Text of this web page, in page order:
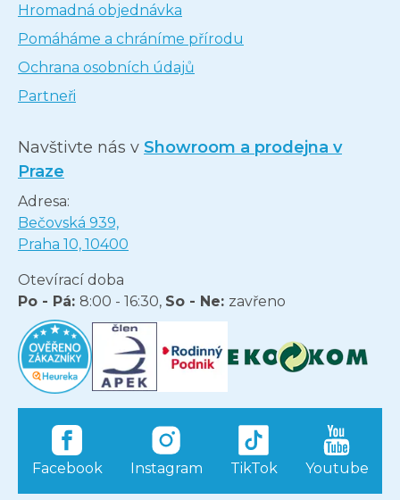
Hromadná objednávka
Pomáháme a chráníme přírodu
Ochrana osobních údajů
Partneři
Navštivte nás v Showroom a prodejna v
Praze
Adresa:
Bečovská 939,
Praha 10, 10400
Otevírací doba
Po - Pá: 8:00 - 16:30, So - Ne: zavřeno
Facebook Instagram TikTok Youtube